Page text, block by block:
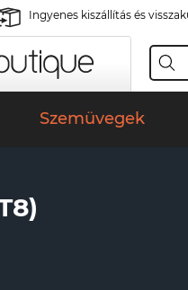
Ingyenes kiszállítás és
Szemüvegek